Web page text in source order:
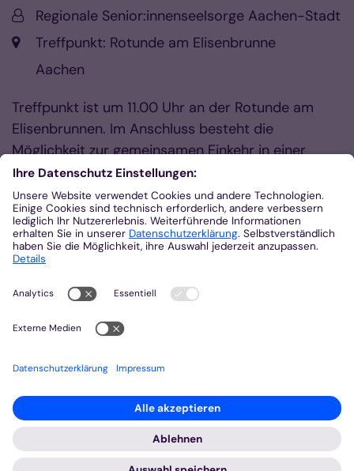
Von:Regionale Senior:innenseelsorge Aachen-Stadt
Ort: Treffpunkt: Rotunde am Elisenbrunne
Aachen
Treffpunkt ist um 11.00 Uhr an der Rotunde am
Elisenbrunnen. Im Anschluss besteht die
Möglichkeit zur gemeinsamen Einkehr in einer
Gastronomie vor Ort zu zivilen Preisen.
Kosten: Verzehr im Lokal.
Um Anmeldung wird gebeten unter:
Marita.Delheid@pfarrei-sankt-jakob.deoder
Altenseelsorge in Aachen-Stadt
Zurück
© Bistum Aachen Impressum